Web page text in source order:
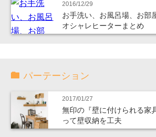
2016/12/29
お手洗い、お風呂場、お部
オシャレヒーターまとめ
パーテーション
2017/01/27
無印の『壁に付けられる家
って壁収納を工夫